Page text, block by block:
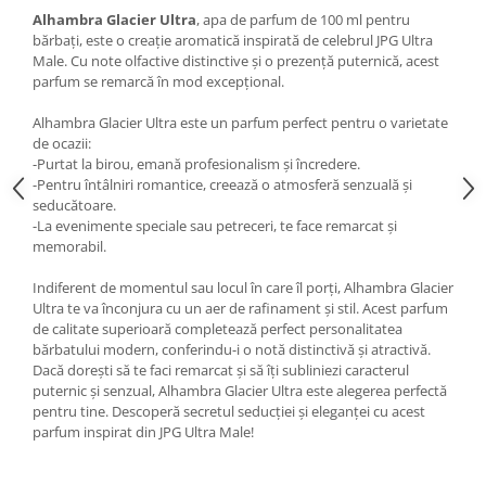
Alhambra Glacier Ultra, apa de parfum de 100 ml pentru
bărbați, este o creație aromatică inspirată de celebrul JPG Ultra
Male. Cu note olfactive distinctive și o prezență puternică, acest
parfum se remarcă în mod excepțional.
Alhambra Glacier Ultra este un parfum perfect pentru o varietate
de ocazii:
-Purtat la birou, emană profesionalism și încredere.
-Pentru întâlniri romantice, creează o atmosferă senzuală și
seducătoare.
-La evenimente speciale sau petreceri, te face remarcat și
memorabil.
Indiferent de momentul sau locul în care îl porți, Alhambra Glacier
Ultra te va înconjura cu un aer de rafinament și stil. Acest parfum
de calitate superioară completează perfect personalitatea
bărbatului modern, conferindu-i o notă distinctivă și atractivă.
Dacă dorești să te faci remarcat și să îți subliniezi caracterul
puternic și senzual, Alhambra Glacier Ultra este alegerea perfectă
pentru tine. Descoperă secretul seducției și eleganței cu acest
parfum inspirat din JPG Ultra Male!